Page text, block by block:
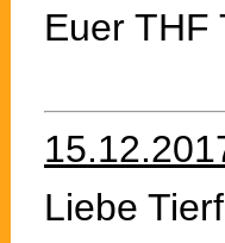
Euer THF
Liebe